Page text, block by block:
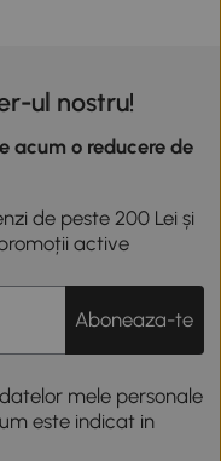
ul nostru!
acum o reducere de
de peste 200 Lei și
active
Aboneaza-te
mele personale
este indicat in